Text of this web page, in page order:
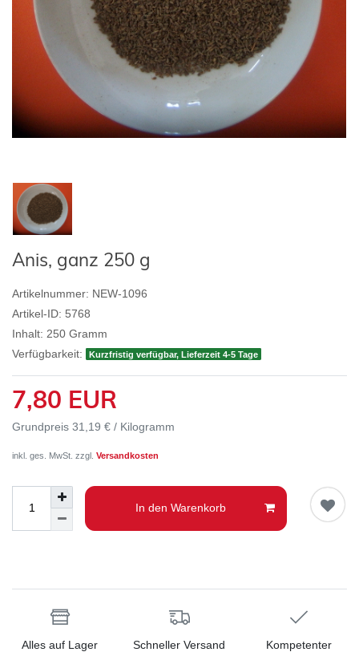
Anis, ganz 250 g
Artikelnummer: NEW-1096
Artikel-ID: 5768
Inhalt: 250 Gramm
Verfügbarkeit:
Kurzfristig verfügbar, Lieferzeit 4-5 Tage
7,80 EUR
Grundpreis 31,19 € / Kilogramm
inkl. ges. MwSt. zzgl. Versandkosten
In den Warenkorb
Alles auf Lager Schneller Versand
Kompetenter